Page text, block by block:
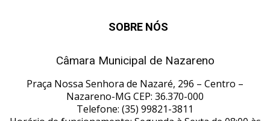
SOBRE NÓS
Câmara Municipal de Nazareno
Praça Nossa Senhora de Nazaré, 296 – Centro –
Nazareno-MG CEP: 36.370-000
Telefone: (35) 99821-3811